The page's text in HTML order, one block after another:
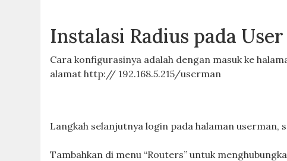
Instalasi Radius pada
Cara konfigurasinya adalah dengan masuk ke
alamat http:// 192.168.5.215/userman
Langkah selanjutnya login pada halaman userman,
Tambahkan di menu “Routers” untuk